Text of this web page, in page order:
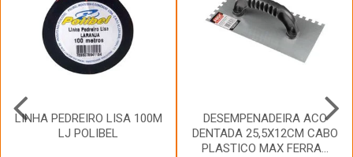
LINHA PEDREIRO LISA 100M
LJ POLIBEL
DESEMPENADEIRA ACO
DENTADA 25,5X12CM CABO
PLASTICO MAX FERRA...